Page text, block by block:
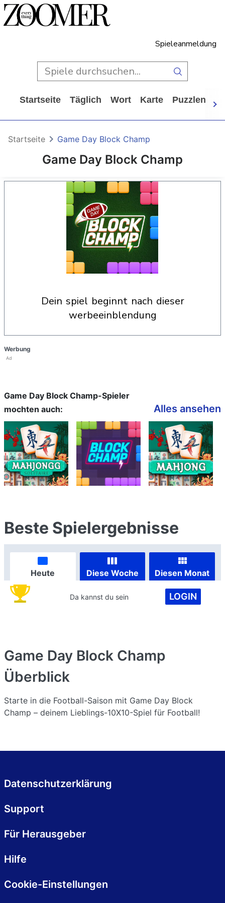
Spieleanmeldung
Startseite Täglich Wort Karte Puzzlen
Game Day Block Champ
Startseite Game Day Block Champ
dein spiel beginnt nach dieser
werbeeinblendung
Werbung
Ad
Game Day Block Champ-Spieler
mochten auch:
Alles ansehen
Beste Spielergebnisse
Heute Diese Woche Diesen Monat
Da kannst du sein LOGIN
Game Day Block Champ
Überblick
Starte in die Football-Saison mit Game Day Block
Champ – deinem Lieblings-10X10-Spiel für Football!
Datenschutzerklärung
Support
Für Herausgeber
Hilfe
Cookie-Einstellungen